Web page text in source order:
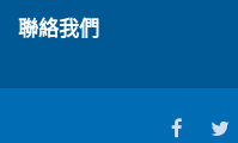
聯絡我們